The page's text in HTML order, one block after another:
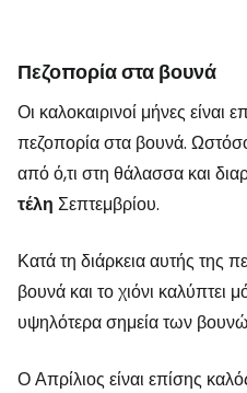
Πεζοπορία στα βουνά
Οι καλοκαιρινοί μήνες είναι
πεζοπορία στα βουνά.
από ό,τι στη θάλασσα και
τέλη Σεπτεμβρίου.
Κατά τη διάρκεια αυτής της
βουνά και το χιόνι καλύπτει
υψηλότερα σημεία των
Ο Απρίλιος είναι επίσης